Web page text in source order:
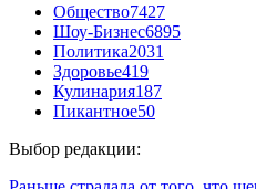
Общество7427
Шоу-Бизнес6895
Политика2031
Здоровье419
Кулинария187
Пикантное50
Выбор редакции: